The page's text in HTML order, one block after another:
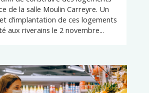
de la salle Moulin Carreyre. Un
d’implantation de ces logements
aux riverains le 2 novembre...